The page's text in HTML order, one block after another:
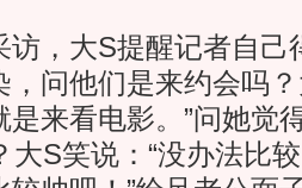
大S提醒记者自己
，问他们是来约会吗
是来看电影。”问她觉
大S笑说：“没办法比